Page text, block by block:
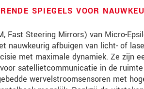
SPIEGELS VOOR
Fast Steering Mirrors) van Micro-
nauwkeurig afbuigen van licht- of
met maximale dynamiek. Ze zijn
satellietcommunicatie in de
wervelstroomsensoren met
van productinnovaties via e-mail.